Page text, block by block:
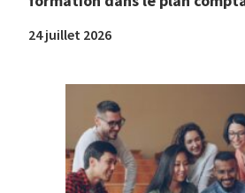
24 juillet 2026